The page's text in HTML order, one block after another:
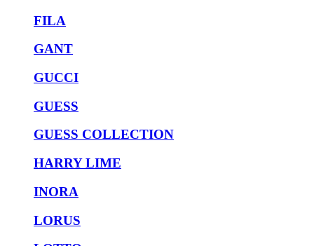
FILA
GANT
GUCCI
GUESS
GUESS COLLECTION
HARRY LIME
INORA
LORUS